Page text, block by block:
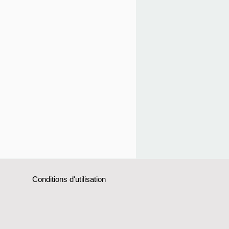
Conditions d'utilisation